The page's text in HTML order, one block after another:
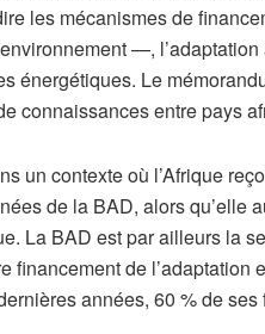
les mécanismes de
—,
énergétiques. Le
connaissances entre pays
un contexte où l’Afrique
de la BAD, alors qu’elle
La BAD est par ailleurs la
financement de l’adaptation
années, 60 % de